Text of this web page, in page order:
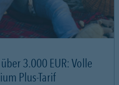
3.000 EUR: Volle
Plus-Tarif